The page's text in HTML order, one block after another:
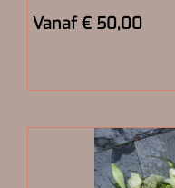
Vanaf € 50,00